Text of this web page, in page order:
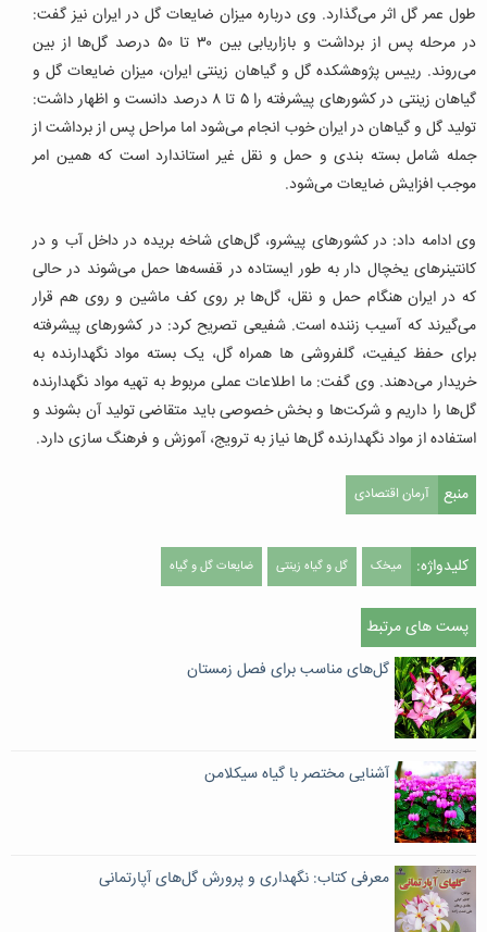
طول عمر گل اثر می‌گذارد. وی درباره میزان ضایعات گل در ایران نیز گفت:
در مرحله پس از برداشت و بازاریابی بین ۳۰ تا ۵۰ درصد گل‌ها از بین
می‌روند. رییس پژوهشکده گل و گیاهان زینتی ایران، میزان ضایعات گل و
گیاهان زینتی در کشورهای پیشرفته را ۵ تا ۸ درصد دانست و اظهار داشت:
تولید گل و گیاهان در ایران خوب انجام می‌شود اما مراحل پس از برداشت از
جمله شامل بسته بندی و حمل و نقل غیر استاندارد است که همین امر
موجب افزایش ضایعات می‌شود.
وی ادامه داد: در کشورهای پیشرو، گل‌های شاخه بریده در داخل آب و در
کانتینرهای یخچال دار به طور ایستاده در قفسه‌ها حمل می‌شوند در حالی
که در ایران هنگام حمل و نقل، گل‌ها بر روی کف ماشین و روی هم قرار
می‌گیرند که آسیب زننده است. شفیعی تصریح کرد: در کشورهای پیشرفته
برای حفظ کیفیت، گلفروشی ها همراه گل، یک بسته مواد نگهدارنده به
خریدار می‌دهند. وی گفت: ما اطلاعات عملی مربوط به تهیه مواد نگهدارنده
گل‌ها را داریم و شرکت‌ها و بخش خصوصی باید متقاضی تولید آن بشوند و
استفاده از مواد نگهدارنده گل‌ها نیاز به ترویج، آموزش و فرهنگ سازی دارد.
منبع آرمان اقتصادی
کلیدواژه: میخک گل و گیاه زینتی ضایعات گل و گیاه
پست های مرتبط
گل‌های مناسب برای فصل زمستان
آشنایی مختصر با گیاه سیکلامن
معرفی کتاب: نگهداری و پرورش گل‌های آپارتمانی